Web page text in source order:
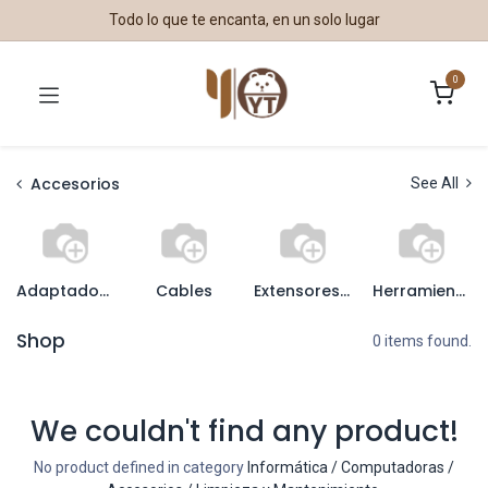
Todo lo que te encanta, en un solo lugar
0
Accesorios See All
Adaptadores Cables Extensores, Splitters y Switches Herramientas
Shop 0 items found.
We couldn't find any product!
No product defined in category Informática / Computadoras /